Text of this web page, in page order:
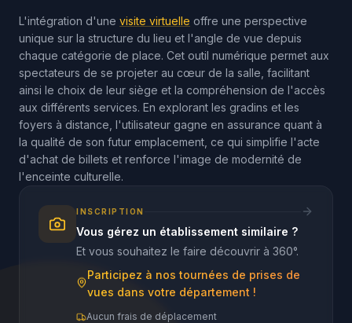
L'intégration d'une visite virtuelle offre une perspective
unique sur la structure du lieu et l'angle de vue depuis
chaque catégorie de place. Cet outil numérique permet aux
spectateurs de se projeter au cœur de la salle, facilitant
ainsi le choix de leur siège et la compréhension de l'accès
aux différents services. En explorant les gradins et les
foyers à distance, l'utilisateur gagne en assurance quant à
la qualité de son futur emplacement, ce qui simplifie l'acte
d'achat de billets et renforce l'image de modernité de
l'enceinte culturelle.
INSCRIPTION
Vous gérez un établissement similaire ?
Et vous souhaitez le faire découvrir à 360°.
Participez à nos tournées de prises de
vues dans votre département !
Aucun frais de déplacement